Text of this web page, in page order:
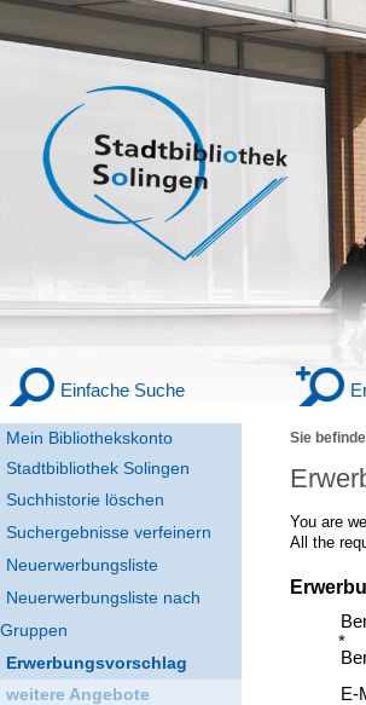
Mein Bibliothekskonto
Stadtbibliothek Solingen
Einfache Suche
Suchhistorie löschen
Suchergebnisse verfeinern
Neuerwerbungsliste
Neuerwerbungsliste nach
Gruppen
Erwerbungsvorschlag
weitere Angebote
Sie
You are
All the
*
E-